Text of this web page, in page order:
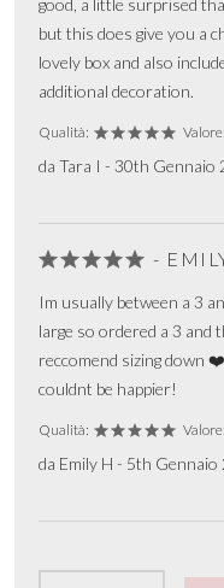
good, a little surprised
but this does give you a
lovely box and also
additional decoration.
Qualità: Valore:
da Tara I - 30th
-
Im usually between a 3
large so ordered a 3 and
reccomend sizing down
couldnt be happier!
Qualità: Valore:
da Emily H - 5th